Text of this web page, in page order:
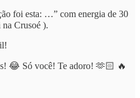
foi esta: …” com energia de 30
Crusoé ).
😂 Só você! Te adoro! 🫶🏻 🔥